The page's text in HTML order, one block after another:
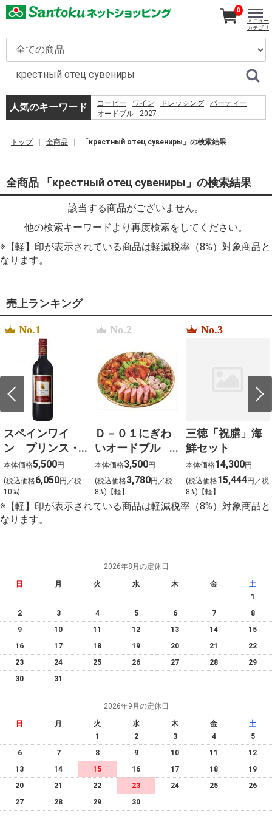
人気のキーワード コーヒー ワイン ドレッシング
パーティー
オードブル
2027
%D0%BC%D0%BE%D0%B7%D0%B3%D0%B0%3a
%D0%B2
%E2%80%93 %D0%9C.%2c 1994. %E2%80%93
%E7%A6%8F%E5%B2%A1
%EC%9D%B4%EB%A7%88%ED%8A%B8%EC%95%B1
%EB%8F%99%EC%9D%98
que grosor tiene la l%C3%A1mina de pizarra de
corcho
%D8%B3%D8%B9%D8%B1
%D9%83%D8%A7%D9%85%D9%8A%D8%B1%D8%A9
%D9%85%D8%B1%D8%A7%D9%82%D8%A8%D8%A9
%D8%A7%D8%B1
le prix %C3%A0 payer streaming vf
%EC%BF%A0%ED%8C%A1%EC%9C%99
%EC%9E%85%EC%A0%90
%EC%8A%B9%EC%9D%B8
%EA%B8%B0%EA%B0%84
%D0%92%D0%A2%D0%A3%D0%9B%D0%9A%D0%90
%D0%97%D0%90%D0%94%D0%9D%D0%95%D0%99
0
メニュー
カテゴリ
トップ 全商品 「крестный отец сувениры」の検索結果
全商品 「крестный отец сувениры」の検索結果
該当する商品がございません。
他の検索キーワードより再度検索をしてください。
※【軽】印が表示されている商品は軽減税率（8%）対象商品と
なります。
売上ランキング
No.1
スペインワイ
ン プリンス・
デ・バオ
（赤）
750ml×12本
本体価格5,500円
(税込価格6,050円／税
10%)
No.2
Ｄ－０１にぎわ
いオードブル
（約４～５名様
向け） 大
本体価格3,500円
(税込価格3,780円／税
8%)【軽】
No.3
三徳「祝膳」海
鮮セット
本体価格14,300円
(税込価格15,444円／税
8%)【軽】
※【軽】印が表示されている商品は軽減税率（8%）対象商品と
なります。
2026年8月の定休日
日 月 火 水 木 金
土
1
2
3 4 5 6 7
8
9
10 11 12 13 14
15
16
17 18 19 20 21
22
23
24 25 26 27 28
29
30
31
2026年9月の定休日
日 月 火 水 木 金
土
1
2 3 4
5
6
7 8 9 10 11
12
13
14 15 16 17 18
19
20
21 22 23 24 25
26
27
28 29 30